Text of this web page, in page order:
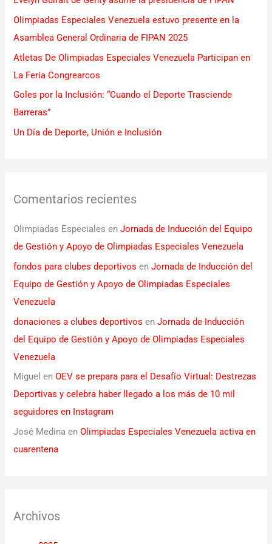
p
o
r
:
Olimpiadas Especiales Venezuela estuvo presente en la
Asamblea General Ordinaria de FIPAN 2025
Atletas De Olimpiadas Especiales Venezuela Participan en
La Feria Congrearcos
Goles por la Inclusión: “Cuando el Deporte Trasciende
Barreras”
Un Día de Deporte, Unión e Inclusión
Comentarios recientes
Olimpiadas Especiales enJornada de Inducción del Equipo
de Gestión y Apoyo de Olimpiadas Especiales Venezuela
fondos para clubes deportivos enJornada de Inducción del
Equipo de Gestión y Apoyo de Olimpiadas Especiales
Venezuela
donaciones a clubes deportivos enJornada de Inducción
del Equipo de Gestión y Apoyo de Olimpiadas Especiales
Venezuela
Miguel enOEV se prepara para el Desafío Virtual: Destrezas
Deportivas y celebra haber llegado a los más de 10 mil
seguidores en Instagram
José Medina enOlimpiadas Especiales Venezuela activa en
cuarentena
Archivos